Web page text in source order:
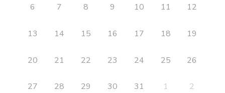
6 7 8 9 10 11 12
13 14 15 16 17 18 19
20 21 22 23 24 25 26
27 28 29 30 31 1 2